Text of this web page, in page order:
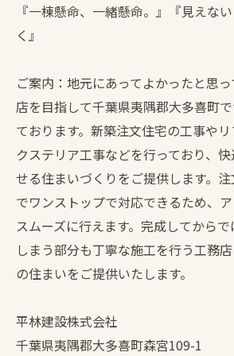
『一棟懸命、一緒懸命。』『見えな
く』
ご案内：地元にあってよかったと思
店を目指して千葉県夷隅郡大多喜町
ております。新築注文住宅の工事や
クステリア工事などを行っており、
せる住まいづくりをご提供します。
でワンストップで対応できるため、
スムーズに行えます。完成してから
しまう部分も丁寧な施工を行う工務
の住まいをご提供いたします。
平林建設株式会社
千葉県夷隅郡大多喜町森宮109-1